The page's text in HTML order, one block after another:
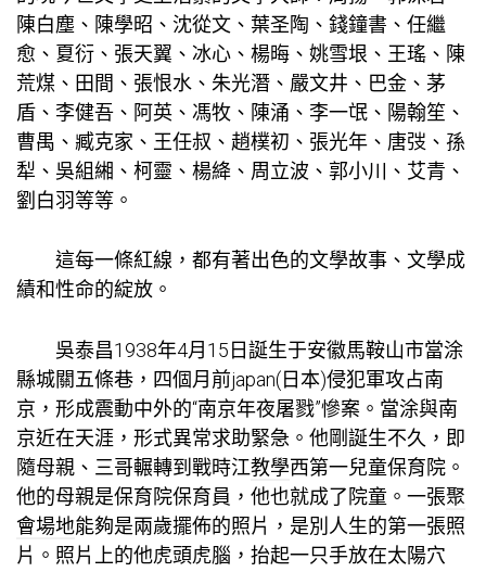
陳白塵、陳學昭、沈從文、葉圣陶、錢鐘書、任繼
愈、夏衍、張天翼、冰心、楊晦、姚雪垠、王瑤、陳
荒煤、田間、張恨水、朱光潛、嚴文井、巴金、茅
盾、李健吾、阿英、馮牧、陳涌、李一氓、陽翰笙、
曹禺、臧克家、王任叔、趙樸初、張光年、唐弢、孫
犁、吳組緗、柯靈、楊絳、周立波、郭小川、艾青、
劉白羽等等。
這每一條紅線，都有著出色的文學故事、文學成
績和性命的綻放。
吳泰昌1938年4月15日誕生于安徽馬鞍山市當涂
縣城關五條巷，四個月前japan(日本)侵犯軍攻占南
京，形成震動中外的“南京年夜屠戮”慘案。當涂與南
京近在天涯，形式異常求助緊急。他剛誕生不久，即
隨母親、三哥輾轉到戰時江教學西第一兒童保育院。
他的母親是保育院保育員，他也就成了院童。一張聚
會場地能夠是兩歲擺佈的照片，是別人生的第一張照
片。照片上的他虎頭虎腦，抬起一只手放在太陽穴